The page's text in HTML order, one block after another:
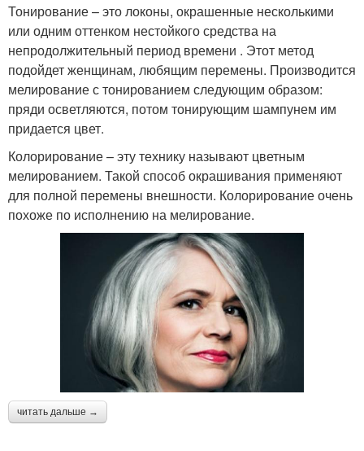
Тонирование – это локоны, окрашенные несколькими
или одним оттенком нестойкого средства на
непродолжительный период времени . Этот метод
подойдет женщинам, любящим перемены. Производится
мелирование с тонированием следующим образом:
пряди осветляются, потом тонирующим шампунем им
придается цвет.
Колорирование – эту технику называют цветным
мелированием. Такой способ окрашивания применяют
для полной перемены внешности. Колорирование очень
похоже по исполнению на мелирование.
читать дальше →